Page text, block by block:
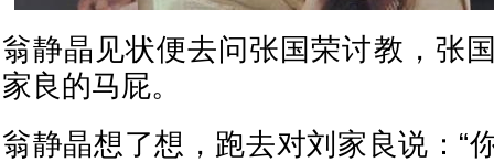
翁静晶见状便去问张国荣讨教，张
家良的马屁。
翁静晶想了想，跑去对刘家良说：“